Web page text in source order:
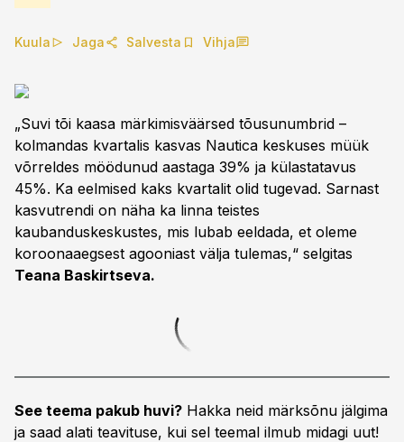
Kuula Jaga Salvesta Vihja
„Suvi tõi kaasa märkimisväärsed tõusunumbrid –
kolmandas kvartalis kasvas Nautica keskuses müük
võrreldes möödunud aastaga 39% ja külastatavus
45%. Ka eelmised kaks kvartalit olid tugevad. Sarnast
kasvutrendi on näha ka linna teistes
kaubanduskeskustes, mis lubab eeldada, et oleme
koroonaaegsest agooniast välja tulemas,“ selgitas
Teana Baskirtseva.
See teema pakub huvi? Hakka neid märksõnu jälgima
ja saad alati teavituse, kui sel teemal ilmub midagi uut!